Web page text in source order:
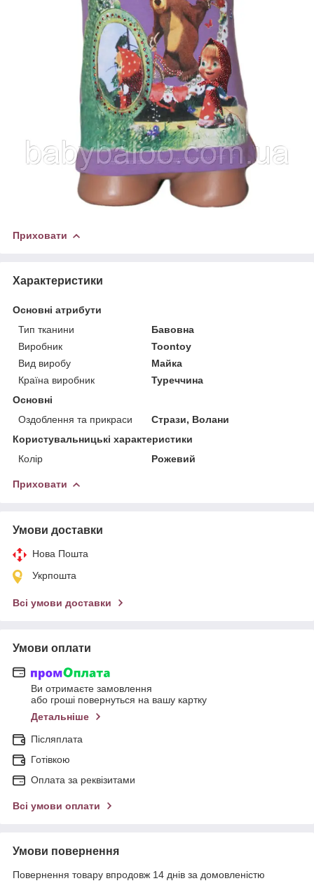
Приховати
Характеристики
Основні атрибути
Тип тканини
Бавовна
Виробник
Toontoy
Вид виробу
Майка
Країна виробник
Туреччина
Основні
Оздоблення та прикраси
Стрази, Волани
Користувальницькі характеристики
Колір
Рожевий
Приховати
Умови доставки
Нова Пошта
Укрпошта
Всі умови доставки
Умови оплати
Ви отримаєте замовлення
або гроші повернуться на вашу картку
Детальніше
Післяплата
Готівкою
Оплата за реквізитами
Всі умови оплати
Умови повернення
Повернення товару впродовж 14 днів за домовленістю